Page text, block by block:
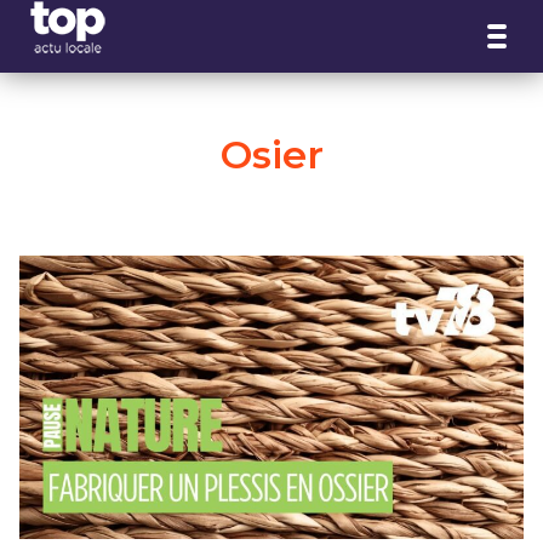
Osier
Panneau de gestion des cookies